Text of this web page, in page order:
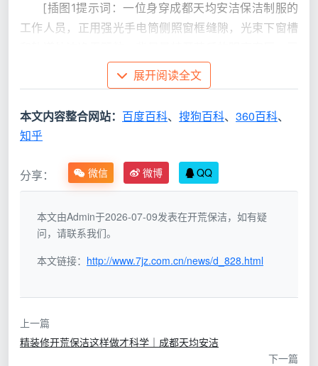
[插图1提示词：一位身穿成都天均安洁保洁制服的
工作人员，正用强光手电筒侧照窗框缝隙，光束下窗槽
面传递出细致严苛的验收氛围]
标
但真正能落地的精开荒跟精保洁标准，在第一步就要拉
高门槛。成都天均安洁保洁内部执行的精细开荒，通常
收
度
精开荒标准要求 天均安洁侧重做法
粉
尘
全屋表面、凹槽、风
对回风口、空调检修口
单独吸尘，高处掸尘后
展开阅读全文
本文内容整合网站： 百度百科、 搜狗百科、 360百科、
知乎
分享： 微信 微博 QQ
本文由Admin于2026-07-09发表在开荒保洁，如有疑
问，请联系我们。
本文链接： http://www.7jz.com.cn/news/d_828.html
上一篇
精装修开荒保洁这样做才科学｜成都天均安洁
下一篇